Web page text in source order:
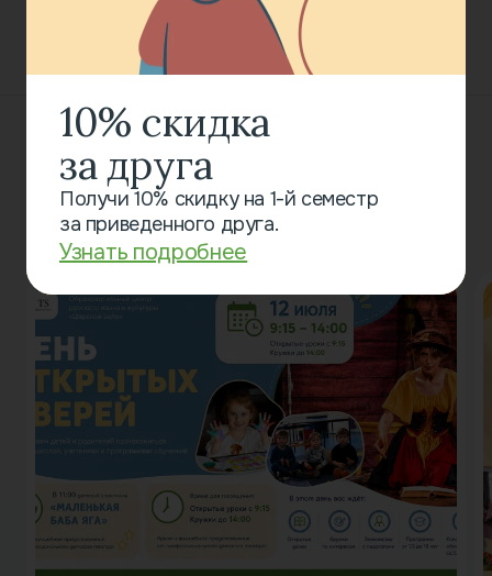
Смотрите также
10% скидка
за друга
Получи 10% скидку на 1-й семестр
за приведенного друга.
Узнать подробнее